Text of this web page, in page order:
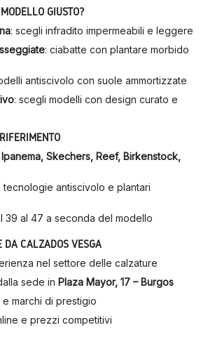
GIUSTO?
: scegli infradito impermeabili e leggere
: ciabatte con plantare morbido
antiscivolo con suole ammortizzate
: scegli modelli con design curato e
Skechers, Reef, Birkenstock,
tecnologie antiscivolo e plantari
39 al 47 a seconda del modello
DA CALZADOS VESGA
nel settore delle calzature
sede in Plaza Mayor, 17 – Burgos
marchi di prestigio
e prezzi competitivi